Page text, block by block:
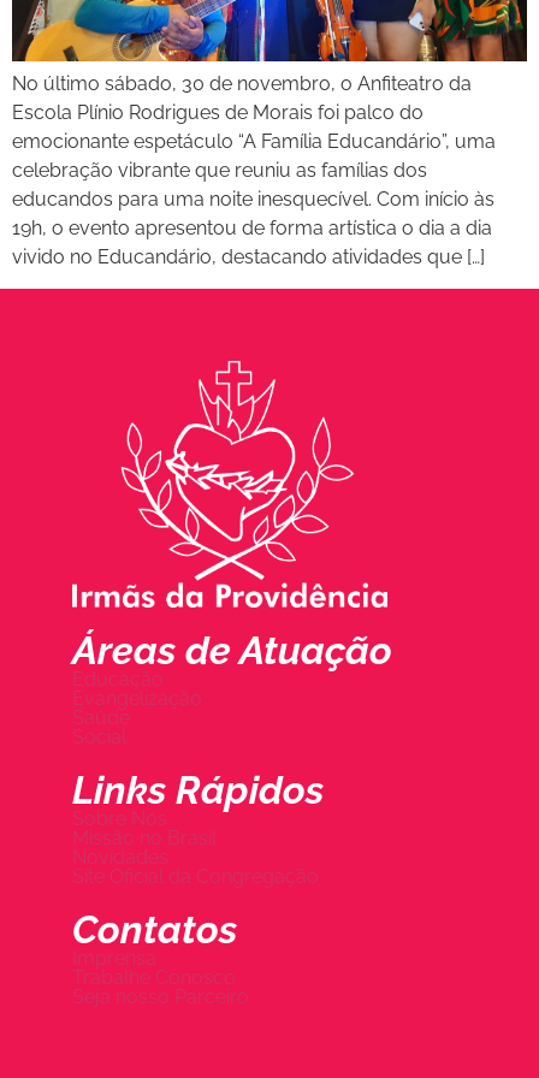
No último sábado, 30 de novembro, o Anfiteatro da
Escola Plínio Rodrigues de Morais foi palco do
emocionante espetáculo “A Família Educandário”, uma
celebração vibrante que reuniu as famílias dos
educandos para uma noite inesquecível. Com início às
19h, o evento apresentou de forma artística o dia a dia
vivido no Educandário, destacando atividades que […]
Áreas de Atuação
Educação
Evangelização
Saúde
Social
Links Rápidos
Sobre Nós
Missão no Brasil
Novidades
Site Oficial da Congregação
Contatos
Imprensa
Trabalhe Conosco
Seja nosso Parceiro